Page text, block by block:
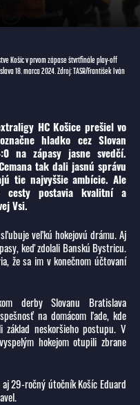
Košíc v prvom zápase štvrťfinále play-off
18. marca 2024. Zdroj: TASR/František Iván
HC Košice prešiel vo
hladko cez Slovan
na zápasy jasne svedčí.
tak dali jasnú správu
tie najvyššie ambície. Ale
postavia kvalitní a
Vsi.
veľkú hokejovú drámu. Aj
keď zdolali Banskú Bystricu.
že sa im v konečnom účtovaní
derby Slovanu Bratislava
na domácom ľade, kde
základ neskoršieho postupu. V
hokejom otupili zbrane
29-ročný útočník Košíc Eduard